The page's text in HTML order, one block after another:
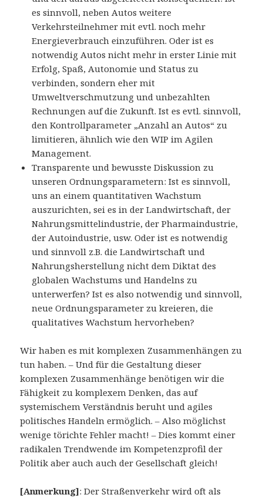
es sinnvoll, neben Autos weitere
Verkehrsteilnehmer mit evtl. noch mehr
Energieverbrauch einzuführen. Oder ist es
notwendig Autos nicht mehr in erster Linie mit
Erfolg, Spaß, Autonomie und Status zu
verbinden, sondern eher mit
Umweltverschmutzung und unbezahlten
Rechnungen auf die Zukunft. Ist es evtl. sinnvoll,
den Kontrollparameter „Anzahl an Autos“ zu
limitieren, ähnlich wie den WIP im Agilen
Management.
Transparente und bewusste Diskussion zu
unseren Ordnungsparametern: Ist es sinnvoll,
uns an einem quantitativen Wachstum
auszurichten, sei es in der Landwirtschaft, der
Nahrungsmittelindustrie, der Pharmaindustrie,
der Autoindustrie, usw. Oder ist es notwendig
und sinnvoll z.B. die Landwirtschaft und
Nahrungsherstellung nicht dem Diktat des
globalen Wachstums und Handelns zu
unterwerfen? Ist es also notwendig und sinnvoll,
neue Ordnungsparameter zu kreieren, die
qualitatives Wachstum hervorheben?
Wir haben es mit komplexen Zusammenhängen zu
tun haben. – Und für die Gestaltung dieser
komplexen Zusammenhänge benötigen wir die
Fähigkeit zu komplexem Denken, das auf
systemischem Verständnis beruht und agiles
politisches Handeln ermöglich. – Also möglichst
wenige törichte Fehler macht! – Dies kommt einer
radikalen Trendwende im Kompetenzprofil der
Politik aber auch auch der Gesellschaft gleich!
[Anmerkung]: Der Straßenverkehr wird oft als